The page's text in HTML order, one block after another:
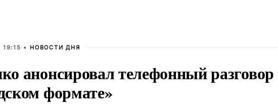
• НОВОСТИ ДНЯ
анонсировал телефонный разговор
формате»